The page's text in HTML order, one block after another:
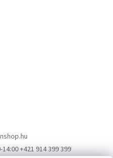
+421 914 399 399